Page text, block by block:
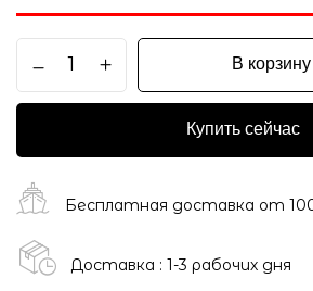
В корзину
Купить сейчас
Бесплатная доставка от
Доставка : 1-3 рабочих дня